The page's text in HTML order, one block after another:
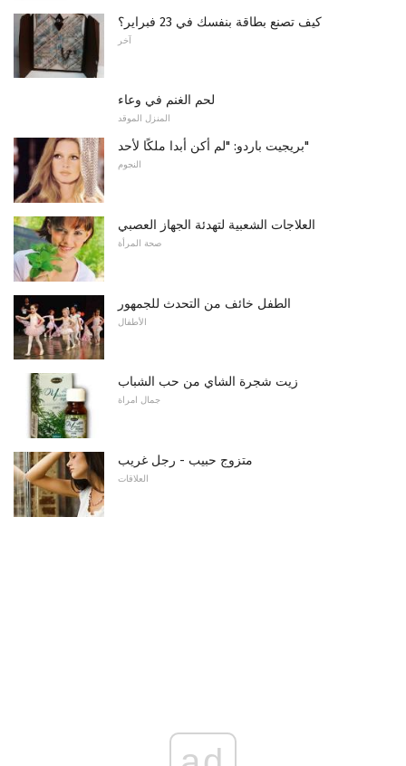
كيف تصنع بطاقة بنفسك في 23 فبراير؟
آخر
لحم الغنم في وعاء
المنزل الموقد
بريجيت باردو: "لم أكن أبدا ملكًا لأحد"
النجوم
العلاجات الشعبية لتهدئة الجهاز العصبي
صحة المرأة
الطفل خائف من التحدث للجمهور
الأطفال
زيت شجرة الشاي من حب الشباب
جمال امراة
متزوج حبيب - رجل غريب
العلاقات